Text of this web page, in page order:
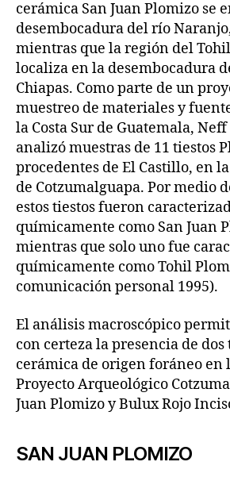
cerámica San Juan Plomizo se
desembocadura del río
mientras que la región del
localiza en la desembocadura
Chiapas. Como parte de un
muestreo de materiales y
la Costa Sur de Guatemala,
analizó muestras de 11 tiestos
procedentes de El Castillo, en
de Cotzumalguapa. Por medio
estos tiestos fueron
químicamente como San Juan
mientras que solo uno fue
químicamente como Tohil
comunicación personal 1995).
El análisis macroscópico
con certeza la presencia de dos
cerámica de origen foráneo en
Proyecto Arqueológico
Juan Plomizo y Bulux Rojo
SAN JUAN PLOMIZO